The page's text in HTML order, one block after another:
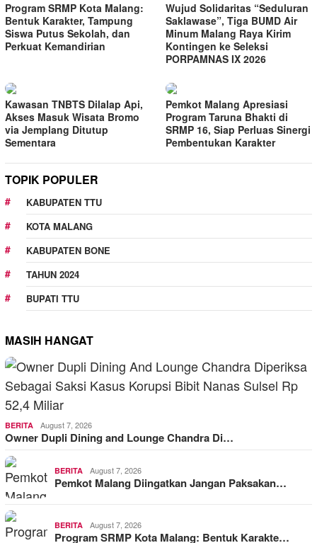
Program SRMP Kota Malang:
Bentuk Karakter, Tampung
Siswa Putus Sekolah, dan
Perkuat Kemandirian
Wujud Solidaritas “Seduluran
Saklawase”, Tiga BUMD Air
Minum Malang Raya Kirim
Kontingen ke Seleksi
PORPAMNAS IX 2026
Kawasan TNBTS Dilalap Api,
Akses Masuk Wisata Bromo
via Jemplang Ditutup
Sementara
Pemkot Malang Apresiasi
Program Taruna Bhakti di
SRMP 16, Siap Perluas Sinergi
Pembentukan Karakter
TOPIK POPULER
KABUPATEN TTU
KOTA MALANG
KABUPATEN BONE
TAHUN 2024
BUPATI TTU
MASIH HANGAT
BERITA August 7, 2026
Owner Dupli Dining and Lounge Chandra Di…
BERITA August 7, 2026
Pemkot Malang Diingatkan Jangan Paksakan…
BERITA August 7, 2026
Program SRMP Kota Malang: Bentuk Karakte…